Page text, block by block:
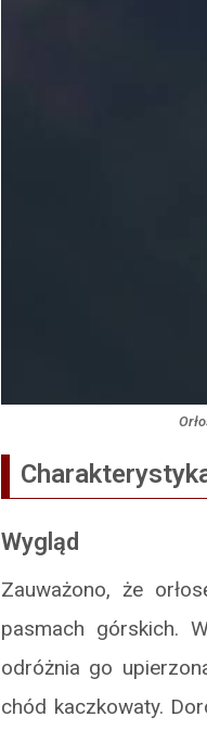
Wygląd
Zauważono, że
pasmach górskich.
odróżnia go
chód kaczkowaty.